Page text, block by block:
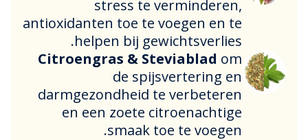
stress te verminderen,
antioxidanten toe te voegen en te
helpen bij gewichtsverlies.
Citroengras & Steviablad om
de spijsvertering en
darmgezondheid te verbeteren
en een zoete citroenachtige
smaak toe te voegen.